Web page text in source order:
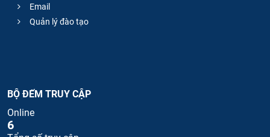
Email
Quản lý đào tạo
BỘ ĐẾM TRUY CẬP
Online
6